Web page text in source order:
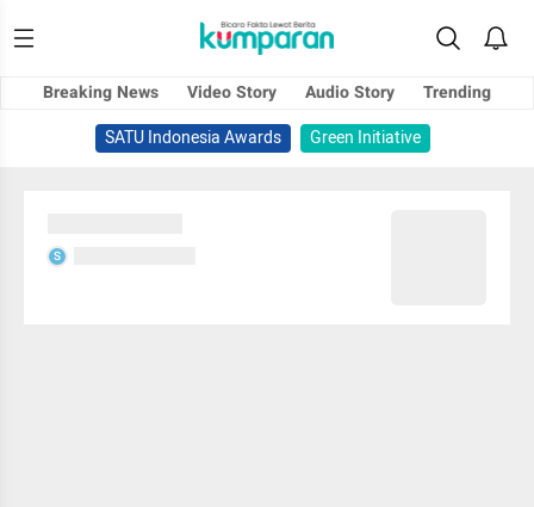
Breaking News Video Story Audio Story
Trending
SATU Indonesia Awards
Green Initiative
S